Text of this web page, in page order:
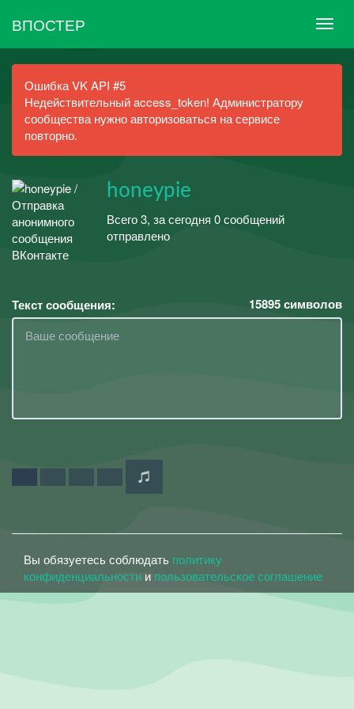
ВПОСТЕР
Ошибка VK API #5
Недействительный access_token! Администратору
сообщества нужно авторизоваться на сервисе
повторно.
honeypie
Всего 3, за сегодня 0 сообщений
отправлено
Текст сообщения: 15895символов
Вы обязуетесь соблюдать политику
конфиденциальности и пользовательское соглашение